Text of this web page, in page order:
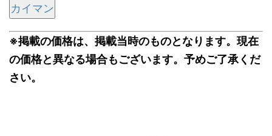
カイマン
※掲載の価格は、掲載当時のものとなります。現在
の価格と異なる場合もございます。予めご了承くだ
さい。